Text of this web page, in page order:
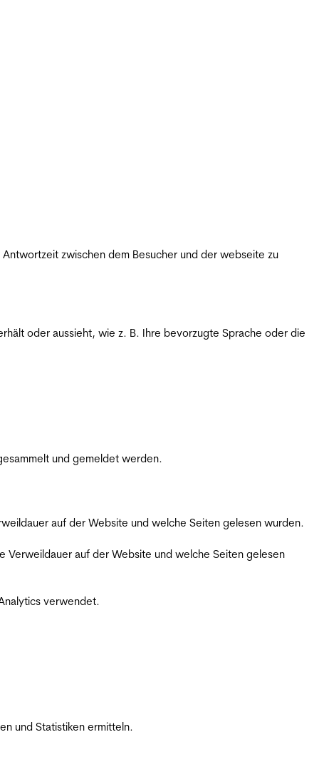
zwischen dem Besucher und der webseite zu
oder aussieht, wie z. B. Ihre bevorzugte Sprache oder die
und gemeldet werden.
auf der Website und welche Seiten gelesen wurden.
Verweildauer auf der Website und welche Seiten gelesen
verwendet.
und Statistiken ermitteln.